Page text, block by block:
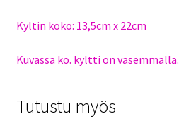
Kyltin koko: 13,5cm x 22cm
Kuvassa ko. kyltti on vasemmalla.
Tutustu myös